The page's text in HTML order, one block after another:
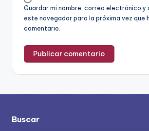
Guardar mi nombre, correo electrónico y
este navegador para la próxima vez que
comentario.
Buscar